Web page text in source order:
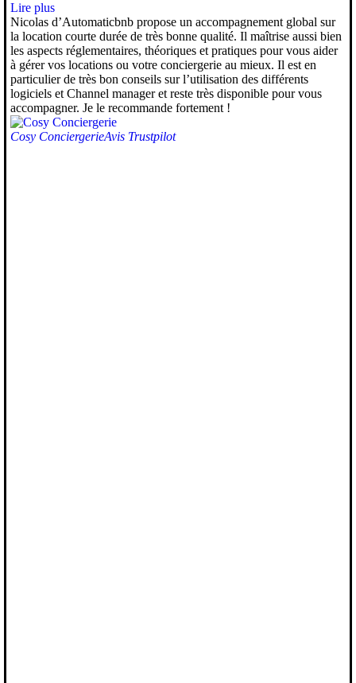
Lire plus
Nicolas d’Automaticbnb propose un accompagnement global sur
la location courte durée de très bonne qualité. Il maîtrise aussi bien
les aspects réglementaires, théoriques et pratiques pour vous aider
à gérer vos locations ou votre conciergerie au mieux. Il est en
particulier de très bon conseils sur l’utilisation des différents
logiciels et Channel manager et reste très disponible pour vous
accompagner. Je le recommande fortement !
Cosy ConciergerieAvis Trustpilot